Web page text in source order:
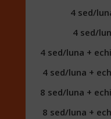
4 sed/
4 sed/
4 sed/luna +
4 sed/luna +
8 sed/luna +
8 sed/luna +